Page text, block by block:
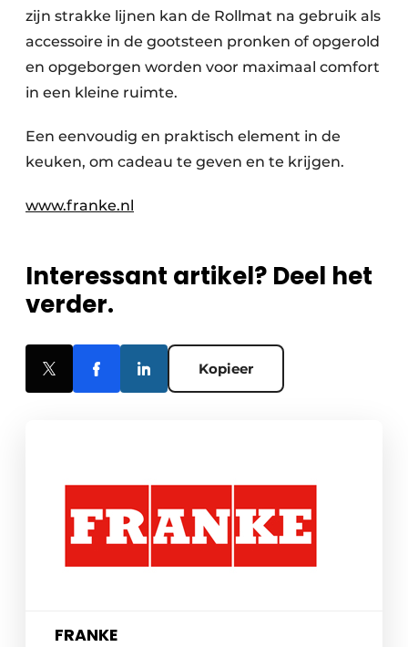
zijn strakke lijnen kan de Rollmat na gebruik als
accessoire in de gootsteen pronken of opgerold
en opgeborgen worden voor maximaal comfort
in een kleine ruimte.
Een eenvoudig en praktisch element in de
keuken, om cadeau te geven en te krijgen.
www.franke.nl
Interessant artikel? Deel het
verder.
Kopieer
FRANKE